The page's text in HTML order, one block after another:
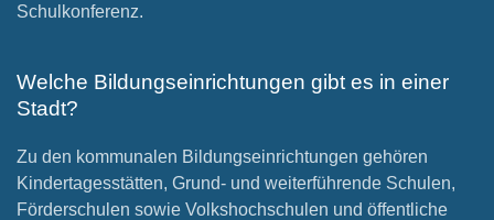
Schulkonferenz.
Welche Bildungseinrichtungen gibt es in einer
Stadt?
Zu den kommunalen Bildungseinrichtungen gehören
Kindertagesstätten, Grund- und weiterführende Schulen,
Förderschulen sowie Volkshochschulen und öffentliche